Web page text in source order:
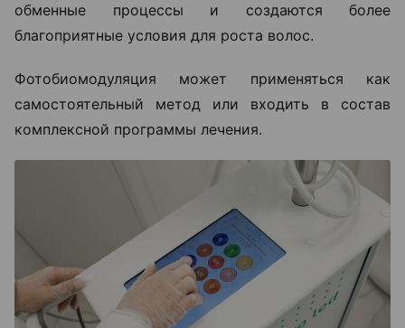
обменные процессы и создаются более
благоприятные условия для роста волос.
Фотобиомодуляция может применяться как
самостоятельный метод или входить в состав
комплексной программы лечения.